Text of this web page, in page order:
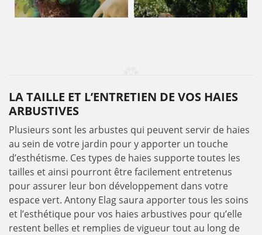
LA TAILLE ET L’ENTRETIEN DE VOS HAIES
ARBUSTIVES
Plusieurs sont les arbustes qui peuvent servir de haies
au sein de votre jardin pour y apporter un touche
d’esthétisme. Ces types de haies supporte toutes les
tailles et ainsi pourront être facilement entretenus
pour assurer leur bon développement dans votre
espace vert. Antony Elag saura apporter tous les soins
et l’esthétique pour vos haies arbustives pour qu’elle
restent belles et remplies de vigueur tout au long de